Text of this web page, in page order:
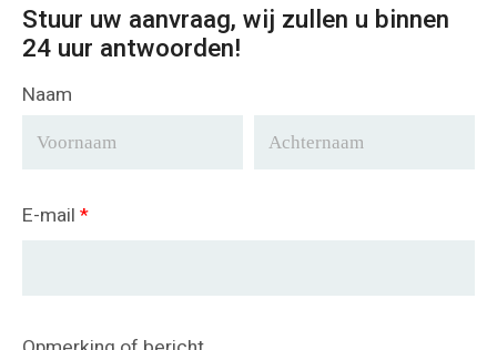
Stuur uw aanvraag, wij zullen u binnen
24 uur antwoorden!
Naam
E-mail *